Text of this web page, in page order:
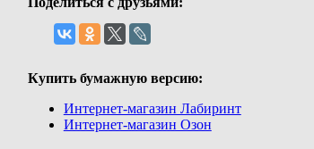
Купить бумажную версию:
Интернет-магазин Лабиринт
Интернет-магазин Озон